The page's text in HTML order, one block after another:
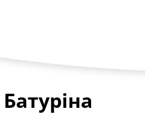
трансфери
Світу